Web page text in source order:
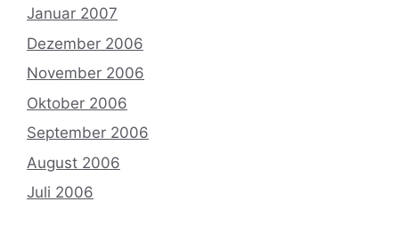
Januar 2007
Dezember 2006
November 2006
Oktober 2006
September 2006
August 2006
Juli 2006